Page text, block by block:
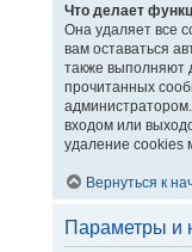
Что делает
Она удаляет все
вам оставаться
также выполняют
прочитанных
входом или
удаление cookies
Вернуться к
Параметры и